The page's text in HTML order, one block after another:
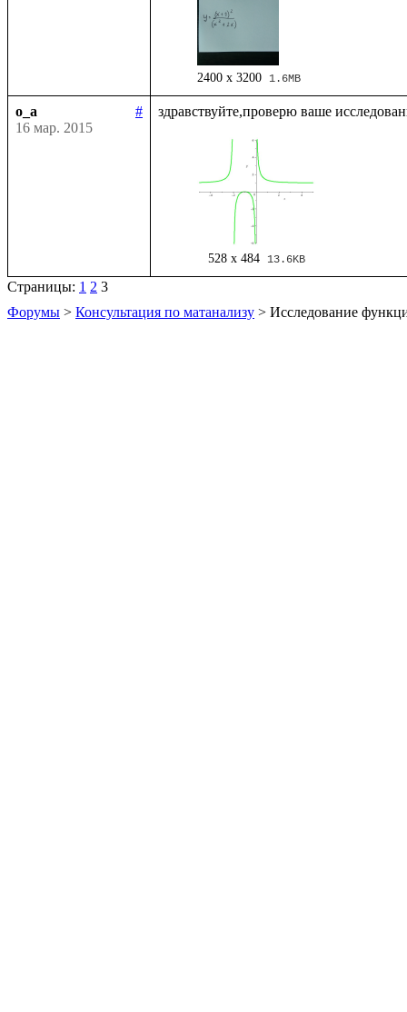
2400 x 3200 1.6MB
o_a
#
16 мар. 2015
528 x 484 13.6KB
Страницы: 1 2 3
Форумы > Консультация по матанализу > Исследование